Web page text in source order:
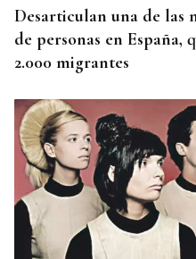
Desarticulan una de las
de personas en España,
2.000 migrantes